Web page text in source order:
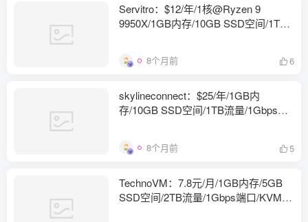
Servitro：$12/年/1核@Ryzen 9
9950X/1GB内存/10GB SSD空间/1TB
8个月前 6
skylineconnect：$25/年/1GB内
存/10GB SSD空间/1TB流量/1Gbps端
8个月前 5
TechnoVM：7.8元/月/1GB内存/5GB
SSD空间/2TB流量/1Gbps端口/KVM/